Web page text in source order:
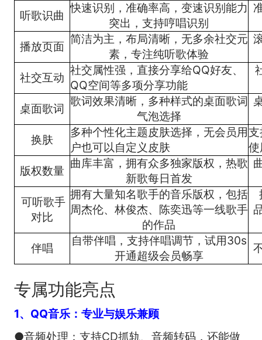
听歌识曲
快速识别，准确率高，变速识别能力
突出，支持哼唱识别
播放页面
简洁为主，布局清晰，无多余社交元
素，专注纯听歌体验
社交互动
社交属性强，直接分享给QQ好友、
QQ空间等多项分享功能
桌面歌词
歌词效果清晰，多种样式的桌面歌词
气泡选择
换肤
多种个性化主题皮肤选择，无会员用
户也可以自定义皮肤
版权数量
曲库丰富，拥有众多独家版权，热歌
新歌每日首发
可听歌手
对比
拥有大量知名歌手的音乐版权，包括
周杰伦、林俊杰、陈奕迅等一线歌手
的作品
伴唱
自带伴唱，支持伴唱调节，试用30s
开通超级会员畅享
专属功能亮点
1、QQ音乐：专业与娱乐兼顾
●音频处理：支持CD抓轨、音频转码，还能做